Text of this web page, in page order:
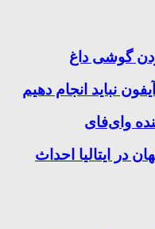
گوشی داغ
نباید انجام دهیم
وای‌فای
در ایتالیا احداث